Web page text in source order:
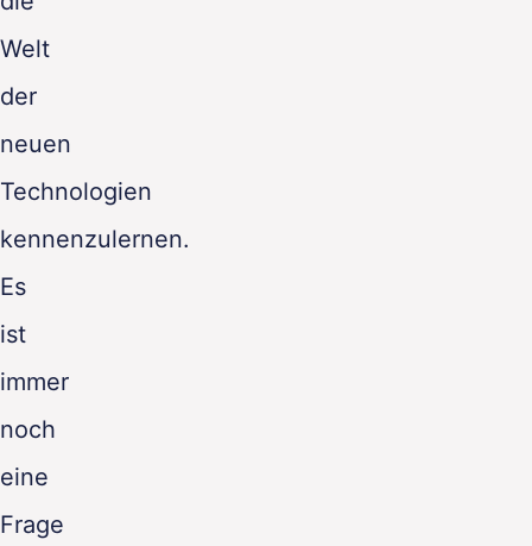
Welt
der
neuen
Technologien
kennenzulernen.
Es
ist
immer
noch
eine
Frage